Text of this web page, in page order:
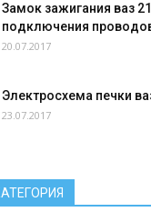
Замок зажигания ваз
подключения
20.07.2017
Электросхема печки
23.07.2017